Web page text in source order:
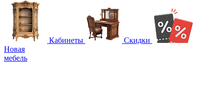
Кабинеты
Скидки
Новая
мебель